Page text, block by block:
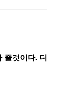
줄것이다. 더